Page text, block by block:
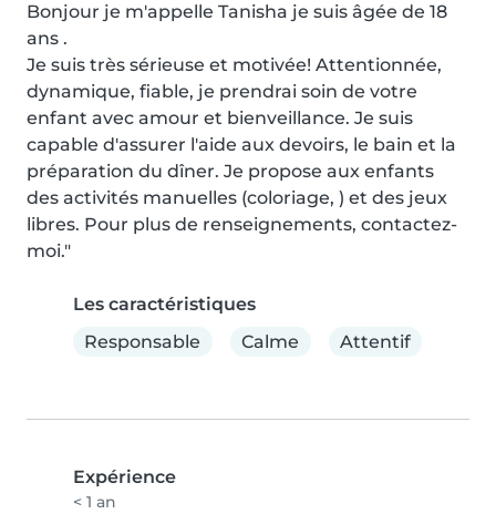
Bonjour je m'appelle Tanisha je suis âgée de 18
ans .
Je suis très sérieuse et motivée! Attentionnée,
dynamique, fiable, je prendrai soin de votre
enfant avec amour et bienveillance. Je suis
capable d'assurer l'aide aux devoirs, le bain et la
préparation du dîner. Je propose aux enfants
des activités manuelles (coloriage, ) et des jeux
libres. Pour plus de renseignements, contactez-
moi."
Les caractéristiques
Responsable
Calme Attentif
Expérience
< 1 an